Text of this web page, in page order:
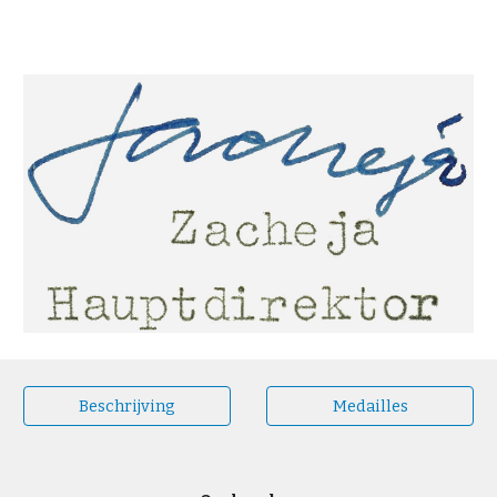
Beschrijving Medailles